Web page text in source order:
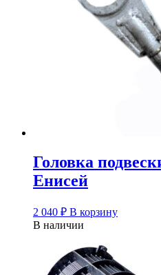
Головка
Енисей
2 040 ₽ В корзину
В наличии